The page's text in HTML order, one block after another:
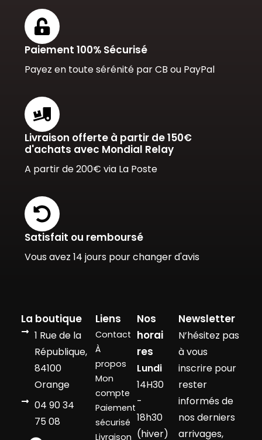
Paiement 100% Sécurisé
Payez en toute sérénité par CB ou PayPal
Livraison offerte à partir de 150€
d'achats avec Mondial Relay
A partir de 200€ via La Poste
Satisfait ou remboursé
Vous avez 14 jours pour changer d'avis
La boutique
1 Rue de la
République,
84100
Orange
04 90 34
75 08
Liens
Contact
À
propos
Mon
compte
Paiement
sécurisé
Livraison
Nos
horai
res
Lundi
14H30
-
18h30
(hiver)
Newsletter
N’hésitez pas
à vous
inscrire pour
rester
informés de
nos derniers
arrivages,